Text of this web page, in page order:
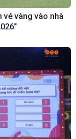
vé vàng vào nhà